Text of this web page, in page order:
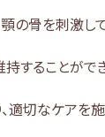
の骨を刺激し
することがで
適切なケアを